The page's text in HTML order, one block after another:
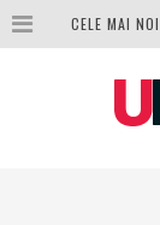
CELE MAI